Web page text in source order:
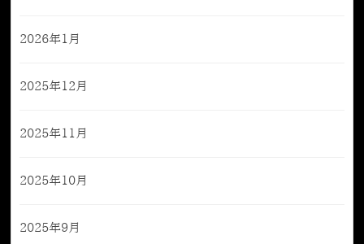
2026年1月
2025年12月
2025年11月
2025年10月
2025年9月